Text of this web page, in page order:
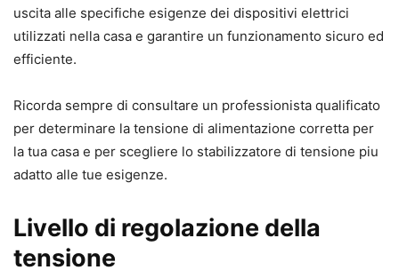
uscita alle specifiche esigenze dei dispositivi elettrici
utilizzati nella casa e garantire un funzionamento sicuro ed
efficiente.
Ricorda sempre di consultare un professionista qualificato
per determinare la tensione di alimentazione corretta per
la tua casa e per scegliere lo stabilizzatore di tensione piu
adatto alle tue esigenze.
Livello di regolazione della
tensione